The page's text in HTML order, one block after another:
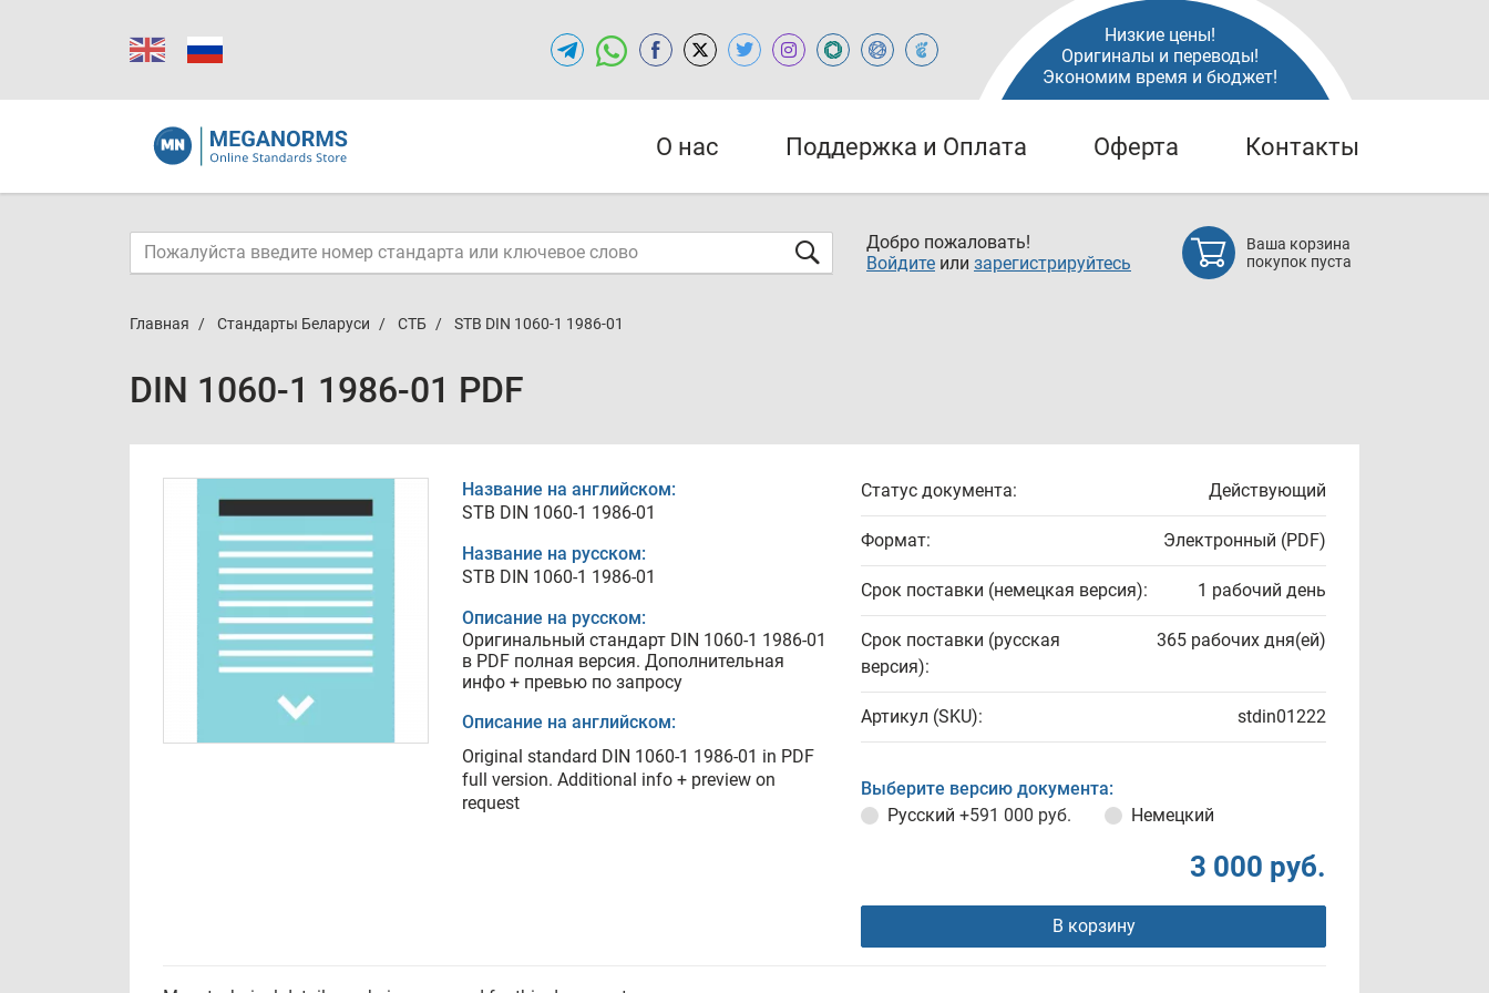
Низкие цены!
Оригиналы и переводы!
Экономим время и бюджет!
О нас Поддержка и Оплата Оферта Контакты
Добро пожаловать!
Войдите или зарегистрируйтесь
Ваша корзина
покупок пуста
Главная Стандарты Беларуси СТБ STB DIN 1060-1 1986-01
DIN 1060-1 1986-01 PDF
Название на английском:
STB DIN 1060-1 1986-01
Название на русском:
STB DIN 1060-1 1986-01
Описание на русском:
Оригинальный стандарт DIN 1060-1 1986-01
в PDF полная версия. Дополнительная
инфо + превью по запросу
Описание на английском:
Original standard DIN 1060-1 1986-01 in PDF
full version. Additional info + preview on
request
Статус документа: Действующий
Формат: Электронный (PDF)
Срок поставки (немецкая версия): 1 рабочий день
Срок поставки (русская
версия):
365 рабочих дня(ей)
Артикул (SKU): stdin01222
Выберите версию документа:
Русский +591 000 руб. Немецкий
3 000 руб.
В корзину